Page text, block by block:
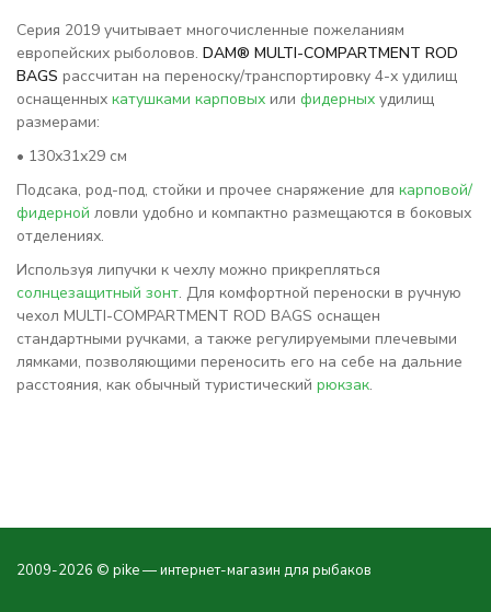
Серия 2019 учитывает многочисленные пожеланиям
европейских рыболовов. DAM® MULTI-COMPARTMENT ROD
BAGS рассчитан на переноску/транспортировку 4-х удилищ
оснащенных катушками карповых или фидерных удилищ
размерами:
• 130х31х29 см
Подсака, род-под, стойки и прочее снаряжение для карповой/
фидерной ловли удобно и компактно размещаются в боковых
отделениях.
Используя липучки к чехлу можно прикрепляться
солнцезащитный зонт. Для комфортной переноски в ручную
чехол MULTI-COMPARTMENT ROD BAGS оснащен
стандартными ручками, а также регулируемыми плечевыми
лямками, позволяющими переносить его на себе на дальние
расстояния, как обычный туристический рюкзак.
2009-2026 © pike — интернет-магазин для рыбаков